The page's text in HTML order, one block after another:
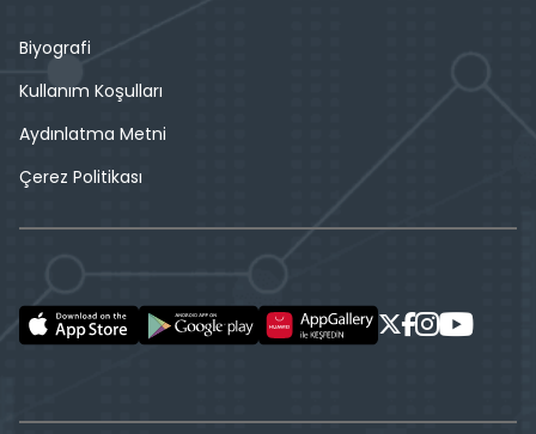
Biyografi
Kullanım Koşulları
Aydınlatma Metni
Çerez Politikası